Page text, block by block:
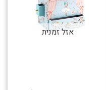
אזל זמנית